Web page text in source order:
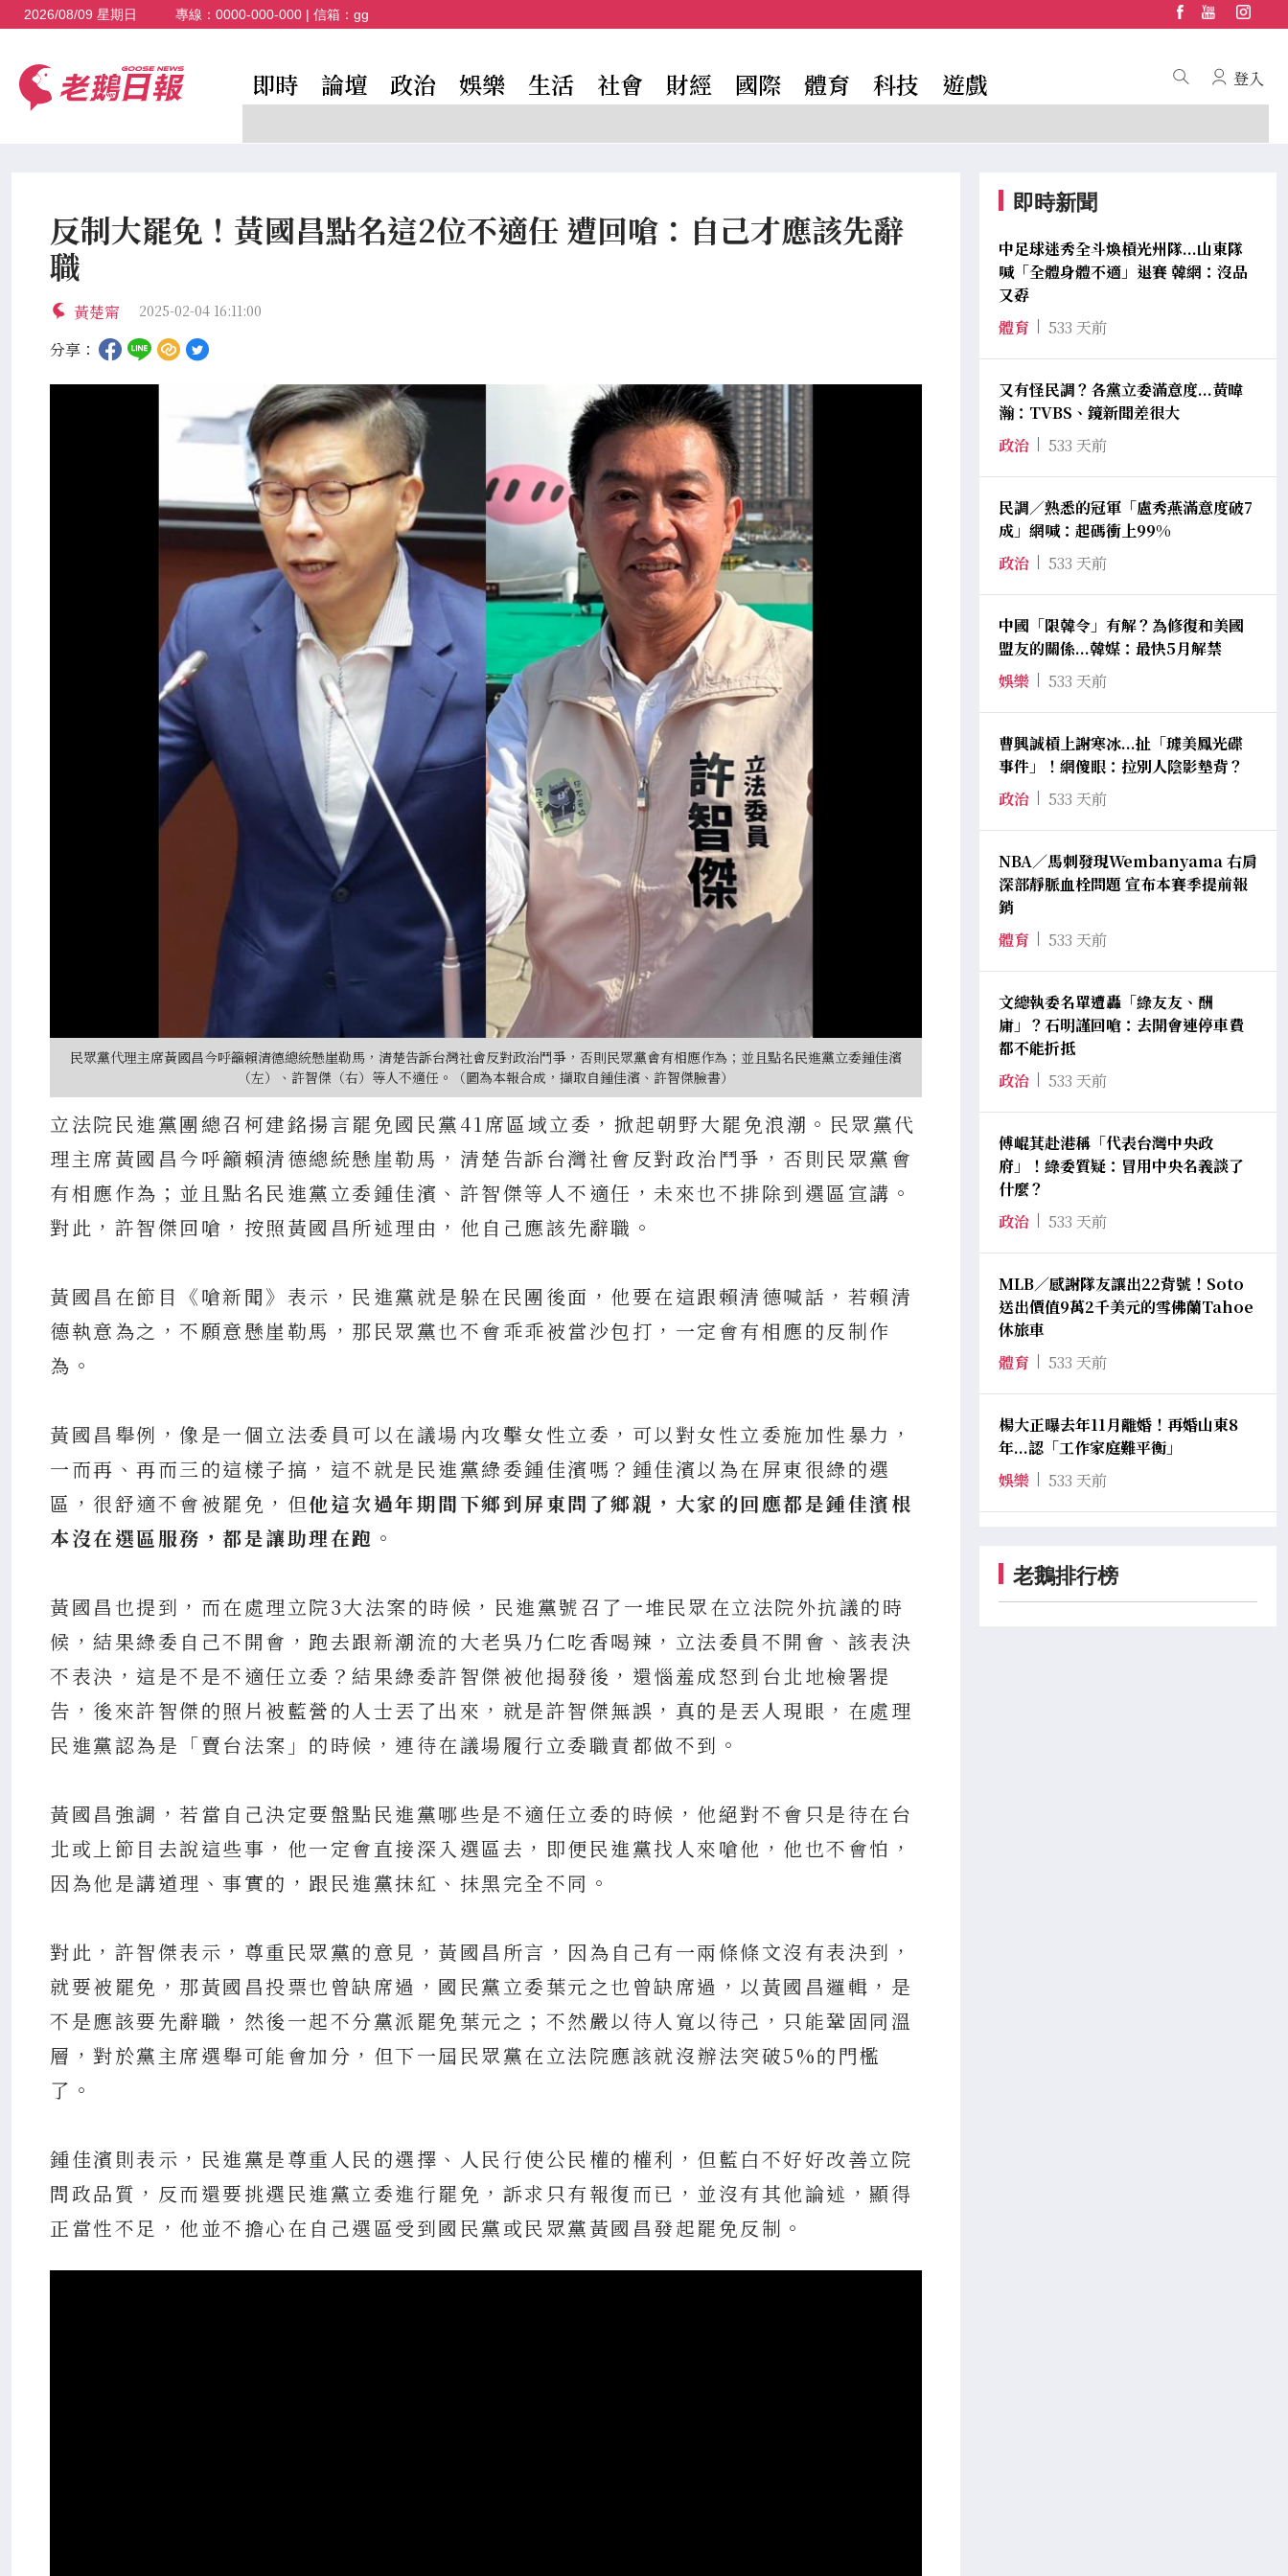
2026/08/09 星期日 專線： 0000-000-000 | 信箱： gg
即時 論壇 政治 娛樂 生活 社會 財經 國際 體育 科技 遊戲 登入
反制大罷免！黃國昌點名這2位不適任 遭回嗆：自己才應該先辭
職
黃楚甯 2025-02-04 16:11:00
分享：
民眾黨代理主席黃國昌今呼籲賴清德總統懸崖勒馬，清楚告訴台灣社會反對政治鬥爭，否則民眾黨會有相應作為；並且點名民進黨立委鍾佳濱
（左）、許智傑（右）等人不適任。（圖為本報合成，擷取自鍾佳濱、許智傑臉書）
立法院民進黨團總召柯建銘揚言罷免國民黨41席區域立委，掀起朝野大罷免浪潮。民眾黨代
理主席黃國昌今呼籲賴清德總統懸崖勒馬，清楚告訴台灣社會反對政治鬥爭，否則民眾黨會
有相應作為；並且點名民進黨立委鍾佳濱、許智傑等人不適任，未來也不排除到選區宣講。
對此，許智傑回嗆，按照黃國昌所述理由，他自己應該先辭職。
黃國昌在節目《嗆新聞》表示，民進黨就是躲在民團後面，他要在這跟賴清德喊話，若賴清
德執意為之，不願意懸崖勒馬，那民眾黨也不會乖乖被當沙包打，一定會有相應的反制作
為。
黃國昌舉例，像是一個立法委員可以在議場內攻擊女性立委，可以對女性立委施加性暴力，
一而再、再而三的這樣子搞，這不就是民進黨綠委鍾佳濱嗎？鍾佳濱以為在屏東很綠的選
區，很舒適不會被罷免，但他這次過年期間下鄉到屏東問了鄉親，大家的回應都是鍾佳濱根
本沒在選區服務，都是讓助理在跑 。
黃國昌也提到，而在處理立院3大法案的時候，民進黨號召了一堆民眾在立法院外抗議的時
候，結果綠委自己不開會，跑去跟新潮流的大老吳乃仁吃香喝辣，立法委員不開會、該表決
不表決，這是不是不適任立委？結果綠委許智傑被他揭發後，還惱羞成怒到台北地檢署提
告，後來許智傑的照片被藍營的人士丟了出來，就是許智傑無誤，真的是丟人現眼，在處理
民進黨認為是「賣台法案」的時候，連待在議場履行立委職責都做不到。
黃國昌強調，若當自己決定要盤點民進黨哪些是不適任立委的時候，他絕對不會只是待在台
北或上節目去說這些事，他一定會直接深入選區去，即便民進黨找人來嗆他，他也不會怕，
因為他是講道理、事實的，跟民進黨抹紅、抹黑完全不同。
對此，許智傑表示，尊重民眾黨的意見，黃國昌所言，因為自己有一兩條條文沒有表決到，
就要被罷免，那黃國昌投票也曾缺席過，國民黨立委葉元之也曾缺席過，以黃國昌邏輯，是
不是應該要先辭職，然後一起不分黨派罷免葉元之；不然嚴以待人寬以待己，只能鞏固同溫
層，對於黨主席選舉可能會加分，但下一屆民眾黨在立法院應該就沒辦法突破5%的門檻
了。
鍾佳濱則表示，民進黨是尊重人民的選擇、人民行使公民權的權利，但藍白不好好改善立院
問政品質，反而還要挑選民進黨立委進行罷免，訴求只有報復而已，並沒有其他論述，顯得
正當性不足，他並不擔心在自己選區受到國民黨或民眾黨黃國昌發起罷免反制。
即時新聞
中足球迷秀全斗煥槓光州隊...山東隊
喊「全體身體不適」退賽 韓網：沒品
又孬
體育
533 天前
又有怪民調？各黨立委滿意度...黃暐
瀚：TVBS、鏡新聞差很大
政治
533 天前
民調／熟悉的冠軍「盧秀燕滿意度破7
成」網喊：起碼衝上99%
政治
533 天前
中國「限韓令」有解？為修復和美國
盟友的關係...韓媒：最快5月解禁
娛樂
533 天前
曹興誠槓上謝寒冰...扯「璩美鳳光碟
事件」！網傻眼：拉別人陰影墊背？
政治
533 天前
NBA／馬刺發現Wembanyama 右肩
深部靜脈血栓問題 宣布本賽季提前報
銷
體育
533 天前
文總執委名單遭轟「綠友友、酬
庸」？石明謹回嗆：去開會連停車費
都不能折抵
政治
533 天前
傅崐萁赴港稱「代表台灣中央政
府」！綠委質疑：冒用中央名義談了
什麼？
政治
533 天前
MLB／感謝隊友讓出22背號！Soto
送出價值9萬2千美元的雪佛蘭Tahoe
休旅車
體育
533 天前
楊大正曝去年11月離婚！再婚山東8
年...認「工作家庭難平衡」
娛樂
533 天前
老鵝排行榜